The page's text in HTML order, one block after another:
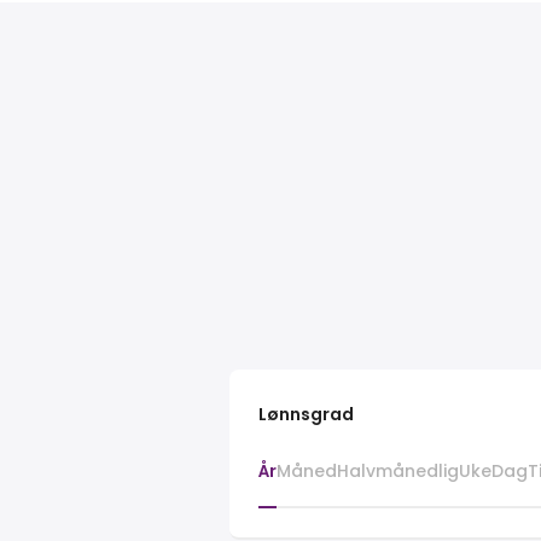
Lønnsgrad
ÅrMånedHalvmånedligUkeDag